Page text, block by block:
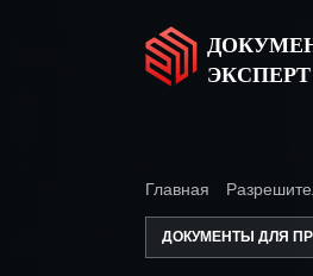
ЭКСПЕРТ
Главная
ДОКУМЕНТЫ ДЛЯ